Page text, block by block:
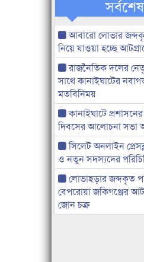
আবারো লোভার
নিয়ে যাওয়া হচ্ছে
রাজনৈতিক দলের
সাথে কানাইঘাটের
মতবিনিময়
কানাইঘাটে
দিবসের আলোচনা সভা
সিলেট অনলাইন
ও নতুন সদস্যদের
লোভাছড়ার জব্দকৃত
বেপরোয়া জকিগঞ্জের
জোন চক্র